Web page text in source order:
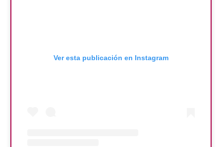
Ver esta publicación en Instagram